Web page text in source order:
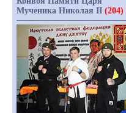
Мученика Николая II (204)